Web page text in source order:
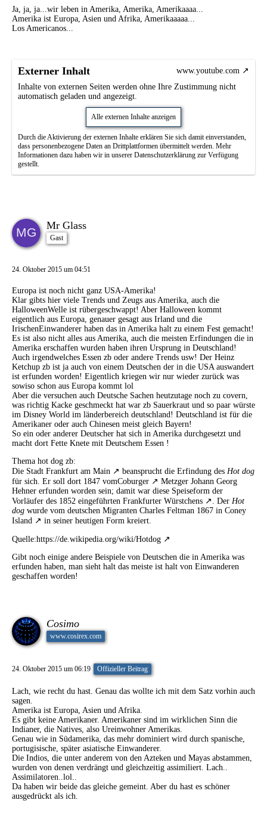
Ja, ja, ja...wir leben in Amerika, Amerika, Amerikaaaa...
Amerika ist Europa, Asien und Afrika, Amerikaaaaa...
Los Americanos...
Externer Inhalt
www.youtube.com
Inhalte von externen Seiten werden ohne Ihre Zustimmung nicht
automatisch geladen und angezeigt.
Alle externen Inhalte anzeigen
Durch die Aktivierung der externen Inhalte erklären Sie sich damit einverstanden,
dass personenbezogene Daten an Drittplattformen übermittelt werden. Mehr
Informationen dazu haben wir in unserer Datenschutzerklärung zur Verfügung
gestellt.
Mr Glass
Gast
24. Oktober 2015 um 04:51
Europa ist noch nicht ganz USA-Amerika!
Klar gibts hier viele Trends und Zeugs aus Amerika, auch die
HalloweenWelle ist rübergeschwappt! Aber Halloween kommt
eigentlich aus Europa, genauer gesagt aus Irland und die
IrischenEinwanderer haben das in Amerika halt zu einem Fest gemacht!
Es ist also nicht alles aus Amerika, auch die meisten Erfindungen die in
Amerika erschaffen wurden haben ihren Ursprung in Deutschland!
Auch irgendwelches Essen zb oder andere Trends usw! Der Heinz
Ketchup zb ist ja auch von einem Deutschen der in die USA auswandert
ist erfunden worden! Eigentlich kriegen wir nur wieder zurück was
sowiso schon aus Europa kommt lol
Aber die versuchen auch Deutsche Sachen heutzutage noch zu covern,
was richtig Kacke geschmeckt hat war zb Sauerkraut und so paar würste
im Disney World im länderbereich deutschland! Deutschland ist für die
Amerikaner oder auch Chinesen meist gleich Bayern!
So ein oder anderer Deutscher hat sich in Amerika durchgesetzt und
macht dort Fette Knete mit Deutschem Essen !
Thema hot dog zb:
Die Stadt Frankfurt am Main beansprucht die Erfindung des Hot dog
für sich. Er soll dort 1847 vomCoburger
Metzger Johann Georg
Hehner erfunden worden sein; damit war diese Speiseform der
Vorläufer des 1852 eingeführten Frankfurter Würstchens . Der Hot
dog wurde vom deutschen Migranten Charles Feltman 1867 in Coney
Island
in seiner heutigen Form kreiert.
Quelle:https://de.wikipedia.org/wiki/Hotdog
Gibt noch einige andere Beispiele von Deutschen die in Amerika was
erfunden haben, man sieht halt das meiste ist halt von Einwanderen
geschaffen worden!
Cosimo
www.cosirex.com
24. Oktober 2015 um 06:19 Offizieller Beitrag
Lach, wie recht du hast. Genau das wollte ich mit dem Satz vorhin auch
sagen.
Amerika ist Europa, Asien und Afrika.
Es gibt keine Amerikaner. Amerikaner sind im wirklichen Sinn die
Indianer, die Natives, also Ureinwohner Amerikas.
Genau wie in Südamerika, das mehr dominiert wird durch spanische,
portugisische, später asiatische Einwanderer.
Die Indios, die unter anderem von den Azteken und Mayas abstammen,
wurden von denen verdrängt und gleichzeitig assimiliert. Lach..
Assimilatoren..lol..
Da haben wir beide das gleiche gemeint. Aber du hast es schöner
ausgedrückt als ich.